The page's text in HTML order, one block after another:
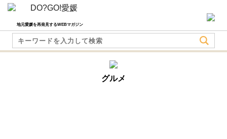
地元愛媛を再発見するWEBマガジン
グルメ